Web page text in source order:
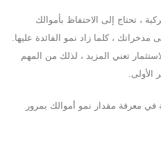
، تحتاج إلى الاحتفاظ بأموالك
مدخراتك ، كلما زاد نمو الفائدة عليها.
تعني المزيد ، لذلك من المهم
الأولى.
في معرفة مقدار نمو أموالك بمرور